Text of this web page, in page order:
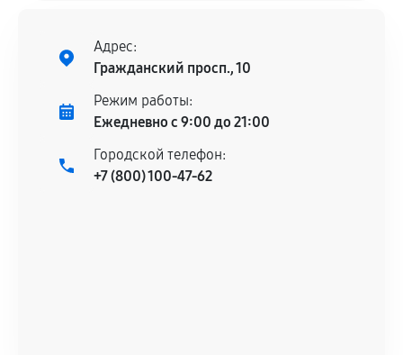
Адрес:
Гражданский просп., 10
Режим работы:
Ежедневно с 9:00 до 21:00
Городской телефон:
+7 (800) 100-47-62